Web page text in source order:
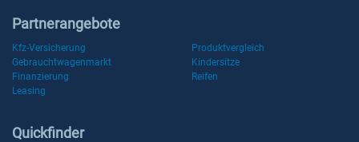
Partnerangebote
Kfz-Versicherung
Produktvergleich
Gebrauchtwagenmarkt
Kindersitze
Finanzierung
Reifen
Leasing
Quickfinder